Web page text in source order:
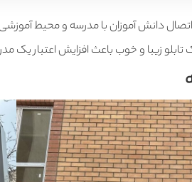
دانش آموزان با مدرسه و محیط
تابلو زیبا و خوب باعث افزایش اعتبار یک